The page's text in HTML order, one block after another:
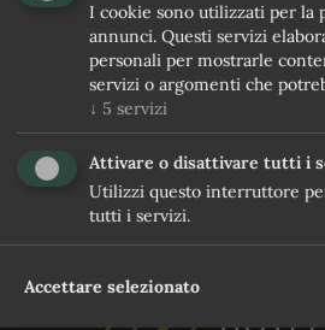
Acconsento alTrattamento dei
Sì, iscrivimi alla newsletter
RICHIESTA
I cookie sono utilizzati per la
annunci. Questi servizi
personali per mostrarle
servizi o argomenti che
↓ 5 servizi
Attivare o disattivare tutti i
Utilizzi questo interruttore
tutti i servizi.
Accettare selezionato